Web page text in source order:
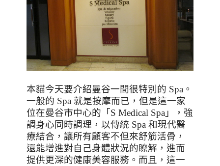
本貓今天要介紹曼谷一間很特別的 Spa 。
一般的 Spa 就是按摩而已，但是這一家
位在曼谷市中心的「 S Medical Spa 」，強
調身心同時調理，以傳統 Spa 和現代醫
療結合，讓所有顧客不但來舒筋活骨，
還能增進對自己身體狀況的瞭解，進而
提供更深的健康美容服務。而且，這一